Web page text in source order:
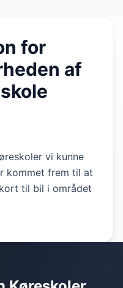
for
af
vi kunne
kommet frem til at
til bil i området